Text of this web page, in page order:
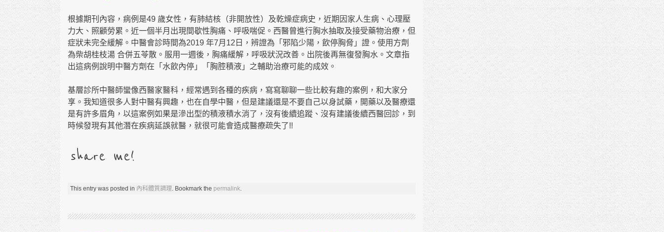
根據期刊內容，病例是49 歲女性，有肺結核（非開放性）及乾燥症病史，近期因家人生病、心理壓
力大、照顧勞累。近一個半月出現間歇性胸痛、呼吸喘促。西醫曾進行胸水抽取及接受藥物治療，但
症狀未完全緩解。中醫會診時間為2019 年7月12日，辨證為「邪陷少陽，飲停胸脅」證。使用方劑
為柴胡桂枝湯 合併五苓散。服用一週後，胸痛緩解，呼吸狀況改善。出院後再無復發胸水。文章指
出這病例說明中醫方劑在「水飲內停」「胸腔積液」之輔助治療可能的成效。
基層診所中醫師蠻像西醫家醫科，經常遇到各種的疾病，寫寫聊聊一些比較有趣的案例，和大家分
享。我知道很多人對中醫有興趣，也在自學中醫，但是建議還是不要自己以身試藥，開藥以及醫療還
是有許多眉角，以這案例如果是滲出型的積液積水消了，沒有後續追蹤、沒有建議後續西醫回診，到
時候發現有其他潛在疾病延誤就醫，就很可能會造成醫療疏失了!!
share me!
This entry was posted in 內科體質調理. Bookmark the permalink.